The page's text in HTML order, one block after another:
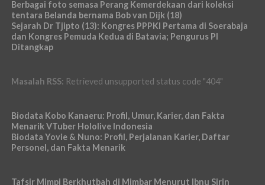
Berbagai foto semasa Perang Kemerdekaan dari koleksi
tentara Belanda bernama Bob van Dijk (18)
Sejarah Dr Tjipto (13): Kongres PPPKI Pertama di Soerabaja
dan Kongres Pemuda Kedua di Batavia; Pengurus PI
Ditangkap
Masalah RSS: Retrieved unsupported status code "404"
Biodata Kobo Kanaeru: Profil, Umur, Karier, dan Fakta
Menarik VTuber Hololive Indonesia
Biodata Yovie & Nuno: Profil, Perjalanan Karier, Daftar
Personel, dan Fakta Menarik
Tafsir Mimpi Berkhutbah di Mimbar Menurut Ibnu Sirin